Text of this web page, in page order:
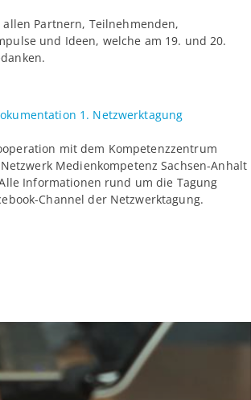
Partnern, Teilnehmenden,
und Ideen, welche am 19. und 20.
1. Netzwerktagung
mit dem Kompetenzzentrum
Medienkompetenz Sachsen-Anhalt
Informationen rund um die Tagung
Channel der Netzwerktagung.